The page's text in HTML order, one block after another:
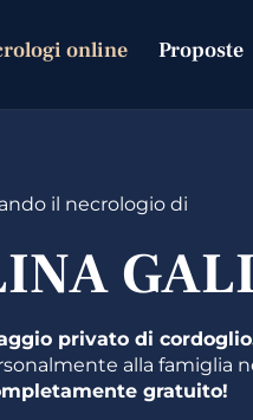
online Proposte
il necrologio di
privato di
alla famiglia
gratuito!